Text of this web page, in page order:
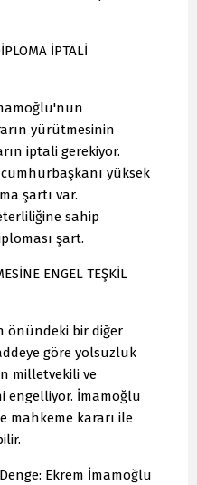
İPTALİ
yürütmesinin
iptali gerekiyor.
cumhurbaşkanı yüksek
şartı var.
sahip
şart.
ENGEL TEŞKİL
önündeki bir diğer
göre yolsuzluk
milletvekili ve
engelliyor. İmamoğlu
mahkeme kararı ile
Ekrem İmamoğlu